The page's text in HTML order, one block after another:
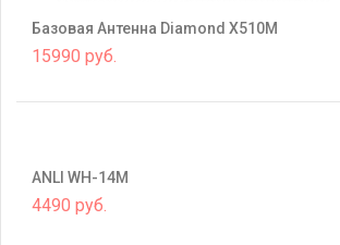
Базовая Антенна Diamond X510M
15990 руб.
ANLI WH-14M
4490 руб.